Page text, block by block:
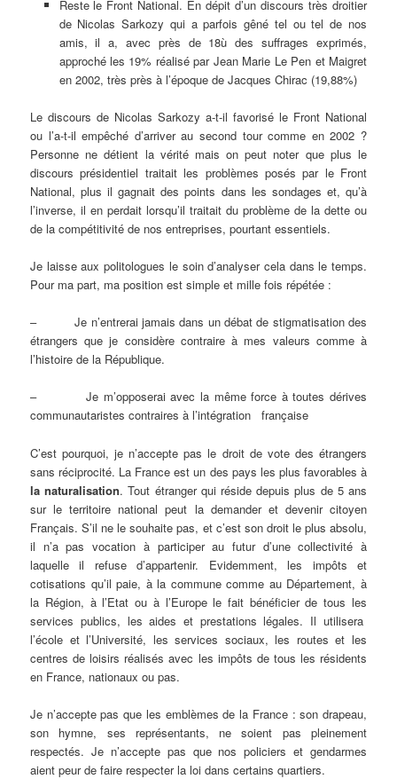
Reste le Front National. En dépit d’un discours très droitier
de Nicolas Sarkozy qui a parfois gêné tel ou tel de nos
amis, il a, avec près de 18ù des suffrages exprimés,
approché les 19% réalisé par Jean Marie Le Pen et Maigret
en 2002, très près à l’époque de Jacques Chirac (19,88%)
Le discours de Nicolas Sarkozy a-t-il favorisé le Front National
ou l’a-t-il empêché d’arriver au second tour comme en 2002 ?
Personne ne détient la vérité mais on peut noter que plus le
discours présidentiel traitait les problèmes posés par le Front
National, plus il gagnait des points dans les sondages et, qu’à
l’inverse, il en perdait lorsqu’il traitait du problème de la dette ou
de la compétitivité de nos entreprises, pourtant essentiels.
Je laisse aux politologues le soin d’analyser cela dans le temps.
Pour ma part, ma position est simple et mille fois répétée :
– Je n’entrerai jamais dans un débat de stigmatisation des
étrangers que je considère contraire à mes valeurs comme à
l’histoire de la République.
– Je m’opposerai avec la même force à toutes dérives
communautaristes contraires à l’intégration française
C’est pourquoi, je n’accepte pas le droit de vote des étrangers
sans réciprocité. La France est un des pays les plus favorables à
la naturalisation. Tout étranger qui réside depuis plus de 5 ans
sur le territoire national peut la demander et devenir citoyen
Français. S’il ne le souhaite pas, et c’est son droit le plus absolu,
il n’a pas vocation à participer au futur d’une collectivité à
laquelle il refuse d’appartenir. Evidemment, les impôts et
cotisations qu’il paie, à la commune comme au Département, à
la Région, à l’Etat ou à l’Europe le fait bénéficier de tous les
services publics, les aides et prestations légales. Il utilisera
l’école et l’Université, les services sociaux, les routes et les
centres de loisirs réalisés avec les impôts de tous les résidents
en France, nationaux ou pas.
Je n’accepte pas que les emblèmes de la France : son drapeau,
son hymne, ses représentants, ne soient pas pleinement
respectés. Je n’accepte pas que nos policiers et gendarmes
aient peur de faire respecter la loi dans certains quartiers.